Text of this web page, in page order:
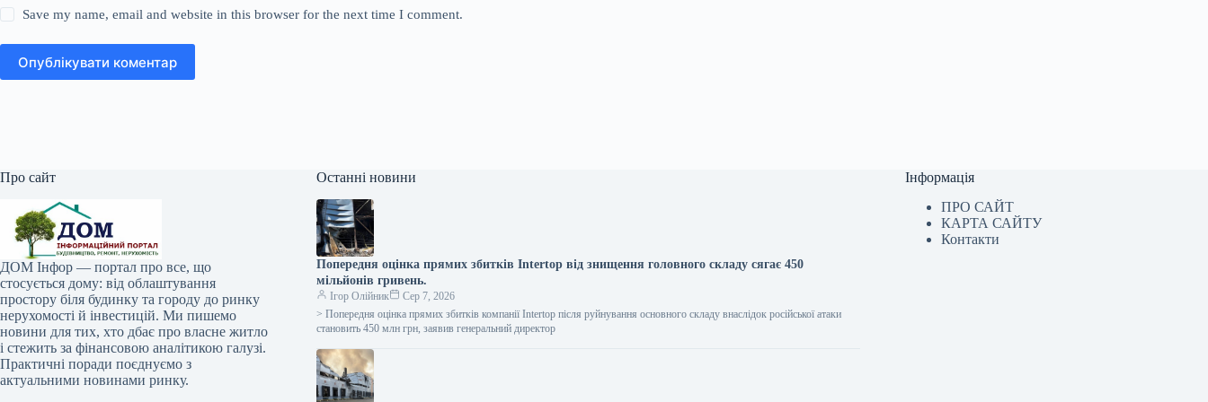
Save my name, email and website in this browser for the next time I comment.
Опублікувати коментар
Про сайт
ДОМ Інфор — портал про все, що
стосується дому: від облаштування
простору біля будинку та городу до ринку
нерухомості й інвестицій. Ми пишемо
новини для тих, хто дбає про власне житло
і стежить за фінансовою аналітикою галузі.
Практичні поради поєднуємо з
актуальними новинами ринку.
Останні новини
Попередня оцінка прямих збитків Intertop від знищення головного складу сягає 450
мільйонів гривень.
Ігор Олійник
Сер 7, 2026
> Попередня оцінка прямих збитків компанії Intertop після руйнування основного складу внаслідок російської атаки
становить 450 млн грн, заявив генеральний директор
Інформація
ПРО САЙТ
КАРТА САЙТУ
Контакти